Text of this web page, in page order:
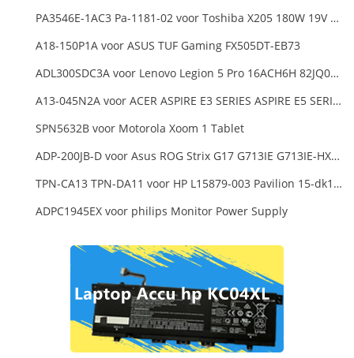
PA3546E-1AC3 Pa-1181-02 voor Toshiba X205 180W 19V 9.5A Laptop DC Charger Power Supply
A18-150P1A voor ASUS TUF Gaming FX505DT-EB73
ADL300SDC3A voor Lenovo Legion 5 Pro 16ACH6H 82JQ008HUK 82JQ008
A13-045N2A voor ACER ASPIRE E3 SERIES ASPIRE E5 SERIES ASPIRE ES1 SERIES
SPN5632B voor Motorola Xoom 1 Tablet
ADP-200JB-D voor Asus ROG Strix G17 G713IE G713IE-HX002W
TPN-CA13 TPN-DA11 voor HP L15879-003 Pavilion 15-dk1000
ADPC1945EX voor philips Monitor Power Supply